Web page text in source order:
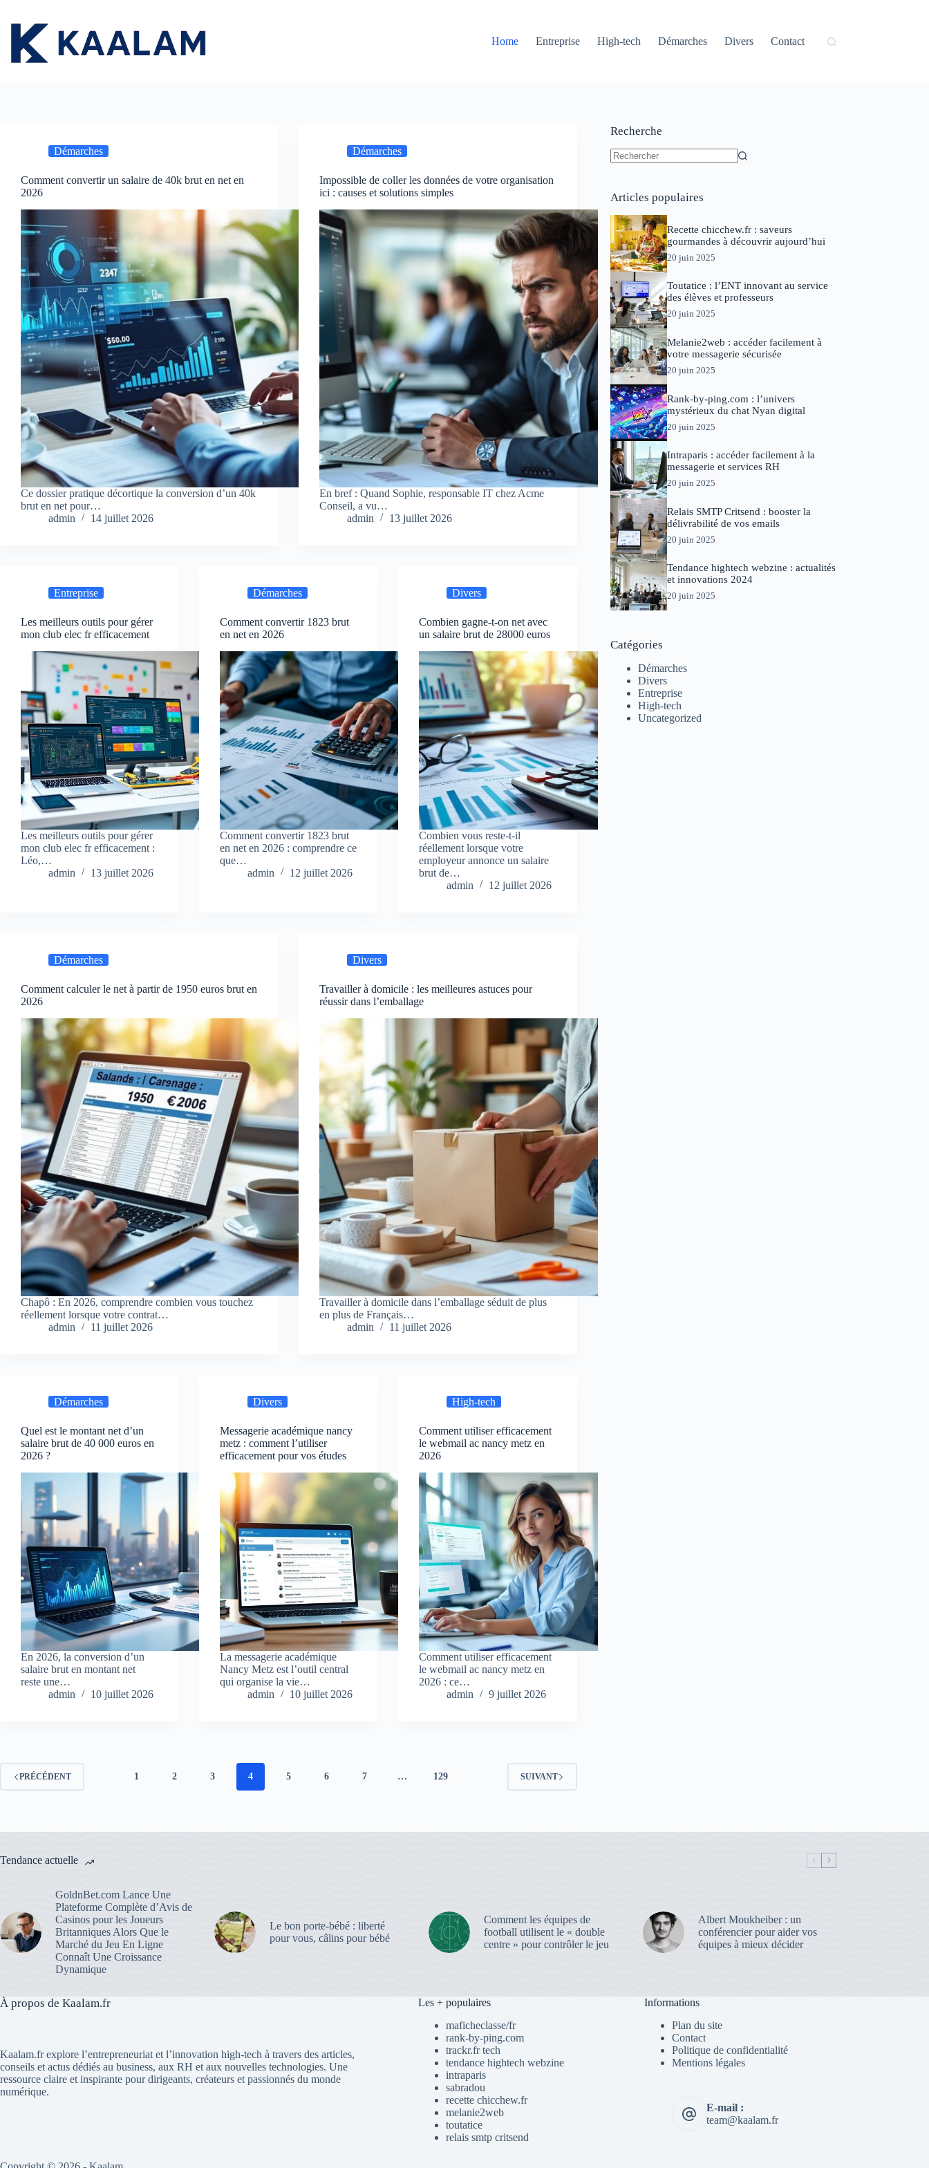
contenu
Home
Entreprise High-tech Démarches Divers Contact
Démarches
Comment convertir un salaire de 40k brut en net en
2026
Ce dossier pratique décortique la conversion d’un 40k
brut en net pour…
admin
14 juillet 2026
Démarches
Impossible de coller les données de votre organisation
ici : causes et solutions simples
En bref : Quand Sophie, responsable IT chez Acme
Conseil, a vu…
admin
13 juillet 2026
Entreprise
Les meilleurs outils pour gérer
mon club elec fr efficacement
Les meilleurs outils pour gérer
mon club elec fr efficacement :
Léo,…
admin
13 juillet 2026
Démarches
Comment convertir 1823 brut
en net en 2026
Comment convertir 1823 brut
en net en 2026 : comprendre ce
que…
admin
12 juillet 2026
Divers
Combien gagne-t-on net avec
un salaire brut de 28000 euros
Combien vous reste-t-il
réellement lorsque votre
employeur annonce un salaire
brut de…
admin
12 juillet 2026
Démarches
Comment calculer le net à partir de 1950 euros brut en
2026
Chapô : En 2026, comprendre combien vous touchez
réellement lorsque votre contrat…
admin
11 juillet 2026
Divers
Travailler à domicile : les meilleures astuces pour
réussir dans l’emballage
Travailler à domicile dans l’emballage séduit de plus
en plus de Français…
admin
11 juillet 2026
Démarches
Quel est le montant net d’un
salaire brut de 40 000 euros en
2026 ?
En 2026, la conversion d’un
salaire brut en montant net
reste une…
admin
10 juillet 2026
Divers
Messagerie académique nancy
metz : comment l’utiliser
efficacement pour vos études
La messagerie académique
Nancy Metz est l’outil central
qui organise la vie…
admin
10 juillet 2026
High-tech
Comment utiliser efficacement
le webmail ac nancy metz en
2026
Comment utiliser efficacement
le webmail ac nancy metz en
2026 : ce…
admin
9 juillet 2026
PRÉCÉDENT 1 2 3 4 5 6 7 … 129 SUIVANT
Recherche
Articles populaires
Recette chicchew.fr : saveurs
gourmandes à découvrir aujourd’hui
20 juin 2025
Toutatice : l’ENT innovant au service
des élèves et professeurs
20 juin 2025
Melanie2web : accéder facilement à
votre messagerie sécurisée
20 juin 2025
Rank-by-ping.com : l’univers
mystérieux du chat Nyan digital
20 juin 2025
Intraparis : accéder facilement à la
messagerie et services RH
20 juin 2025
Relais SMTP Critsend : booster la
délivrabilité de vos emails
20 juin 2025
Tendance hightech webzine : actualités
et innovations 2024
20 juin 2025
Catégories
Démarches
Divers
Entreprise
High-tech
Uncategorized
Tendance actuelle
GoldnBet.com Lance Une
Plateforme Complète d’Avis de
Casinos pour les Joueurs
Britanniques Alors Que le
Marché du Jeu En Ligne
Connaît Une Croissance
Dynamique
Le bon porte-bébé : liberté
pour vous, câlins pour bébé
Comment les équipes de
football utilisent le « double
centre » pour contrôler le jeu
Albert Moukheiber : un
conférencier pour aider vos
équipes à mieux décider
À propos de Kaalam.fr
Kaalam.fr explore l’entrepreneuriat et l’innovation high-tech à travers des articles,
conseils et actus dédiés au business, aux RH et aux nouvelles technologies. Une
ressource claire et inspirante pour dirigeants, créateurs et passionnés du monde
numérique.
Les + populaires
maficheclasse/fr
rank-by-ping.com
trackr.fr tech
tendance hightech webzine
intraparis
sabradou
recette chicchew.fr
melanie2web
toutatice
relais smtp critsend
Informations
Plan du site
Contact
Politique de confidentialité
Mentions légales
E-mail :
team@kaalam.fr